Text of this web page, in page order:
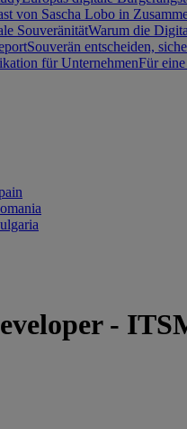
von Sascha Lobo in
SouveränitätWarum die
Souverän entscheiden,
für UnternehmenFür
-